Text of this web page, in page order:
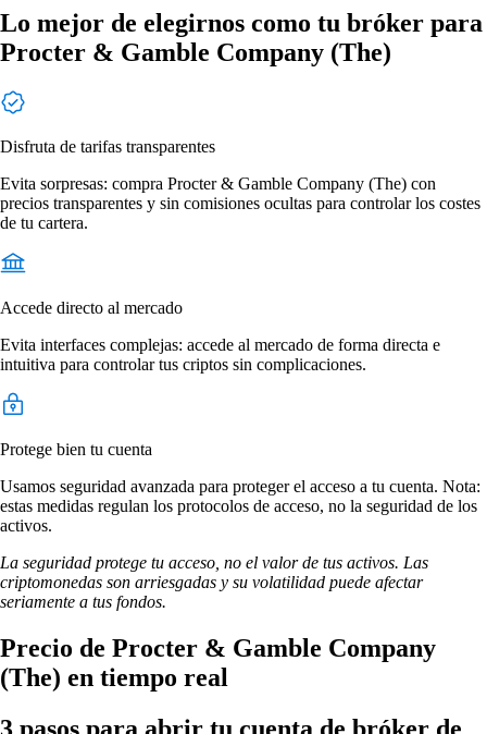
Lo mejor de elegirnos como tu bróker para
Procter & Gamble Company (The)
Disfruta de tarifas transparentes
Evita sorpresas: compra Procter & Gamble Company (The) con
precios transparentes y sin comisiones ocultas para controlar los costes
de tu cartera.
Accede directo al mercado
Evita interfaces complejas: accede al mercado de forma directa e
intuitiva para controlar tus criptos sin complicaciones.
Protege bien tu cuenta
Usamos seguridad avanzada para proteger el acceso a tu cuenta. Nota:
estas medidas regulan los protocolos de acceso, no la seguridad de los
activos.
La seguridad protege tu acceso, no el valor de tus activos. Las
criptomonedas son arriesgadas y su volatilidad puede afectar
seriamente a tus fondos.
Precio de Procter & Gamble Company
(The) en tiempo real
3 pasos para abrir tu cuenta de bróker de